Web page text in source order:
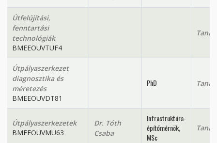
Útfelújítási,
fenntartási
technológiák
BMEEOUVTUF4
Útpályaszerkezet
diagnosztika és
méretezés
BMEEOUVDT81
PhD
Útpályaszerkezetek
BMEEOUVMU63
Dr. Tóth
Csaba
Infrastruktúra-
építőmérnök,
MSc